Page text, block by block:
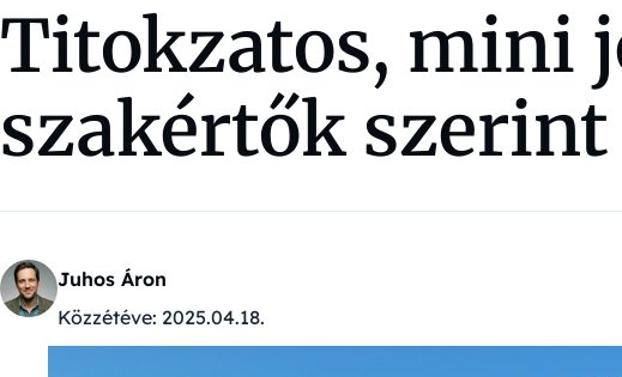
Titokzatos, mini
szakértők
Juhos Áron
Közzétéve: 2025.04.18.